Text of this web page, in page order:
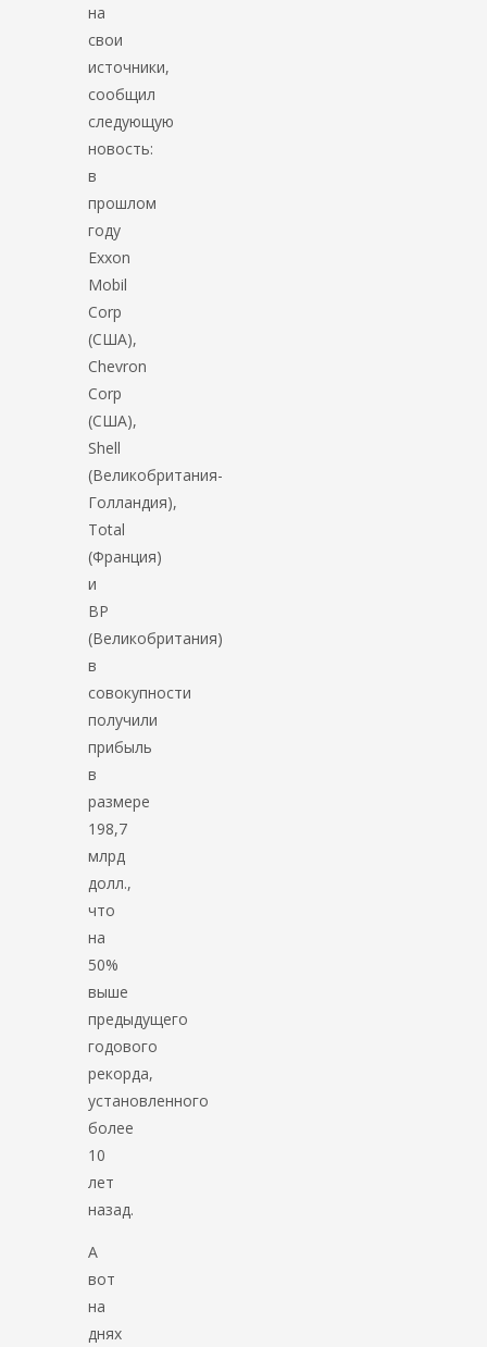
на
свои
источники,
сообщил
следующую
новость:
в
прошлом
году
Exxon
Mobil
Corp
(США),
Chevron
Corp
(США),
Shell
(Великобритания-
Голландия),
Total
(Франция)
и
BP
(Великобритания)
в
совокупности
получили
прибыль
в
размере
198,7
млрд
долл.,
что
на
50%
выше
предыдущего
годового
рекорда,
установленного
более
10
лет
назад.
А
вот
на
днях